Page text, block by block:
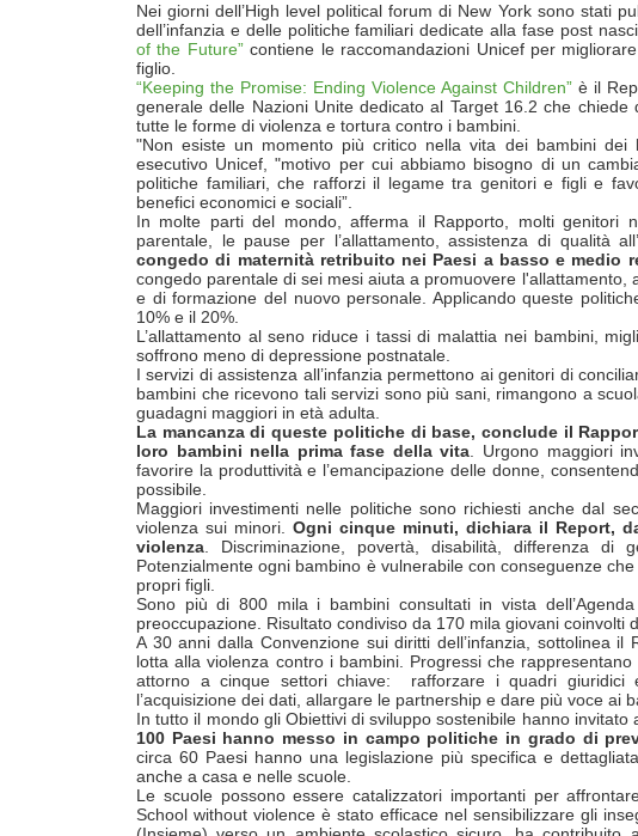
Nei giorni dell’High level political forum di New York sono stati
dell’infanzia e delle politiche familiari dedicate alla fase post
of the Future”contiene le raccomandazioni Unicef per
figlio.
“Keeping the Promise: Ending Violence Against Children”è il
generale delle Nazioni Unite dedicato al Target 16.2 che
tutte le forme di violenza e tortura contro i bambini.
"Non esiste un momento più critico nella vita dei bambini
esecutivo Unicef, "motivo per cui abbiamo bisogno di un
politiche familiari, che rafforzi il legame tra genitori e figli e
benefici economici e sociali”.
In molte parti del mondo, afferma il Rapporto, molti genitori
parentale, le pause per l’allattamento, assistenza di qualità
congedo di maternità retribuito nei Paesi a basso e medio
congedo parentale di sei mesi aiuta a promuovere
e di formazione del nuovo personale. Applicando queste
10% e il 20%.
L’allattamento al seno riduce i tassi di malattia nei bambini,
soffrono meno di depressione postnatale.
I servizi di assistenza all’infanzia permettono ai genitori di
bambini che ricevono tali servizi sono più sani, rimangono a
guadagni maggiori in età adulta.
La mancanza di queste politiche di base, conclude il
loro bambini nella prima fase della vita . Urgono maggiori
favorire la produttività e l’emancipazione delle donne,
possibile.
Maggiori investimenti nelle politiche sono richiesti anche dal
violenza sui minori. Ogni cinque minuti, dichiara il Report,
violenza . Discriminazione, povertà, disabilità, differenza
Potenzialmente ogni bambino è vulnerabile con conseguenze
propri figli.
Sono più di 800 mila i bambini consultati in vista
preoccupazione. Risultato condiviso da 170 mila giovani coinvolti
A 30 anni dalla Convenzione sui diritti dell’infanzia, sottolinea
lotta alla violenza contro i bambini. Progressi che
attorno a cinque settori chiave: rafforzare i quadri giuridici
l’acquisizione dei dati, allargare le partnership e dare più voce ai
In tutto il mondo gli Obiettivi di sviluppo sostenibile hanno
100 Paesi hanno messo in campo politiche in grado di
circa 60 Paesi hanno una legislazione più specifica e
anche a casa e nelle scuole.
Le scuole possono essere catalizzatori importanti per
School without violence è stato efficace nel sensibilizzare gli